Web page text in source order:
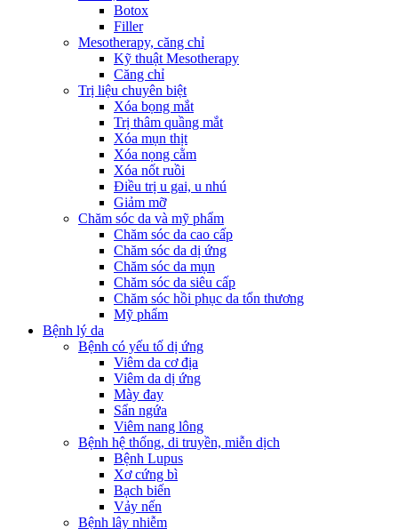
Botox
Filler
Mesotherapy, căng chỉ
Kỹ thuật Mesotherapy
Căng chỉ
Trị liệu chuyên biệt
Xóa bọng mắt
Trị thâm quầng mắt
Xóa mụn thịt
Xóa nọng cằm
Xóa nốt ruồi
Điều trị u gai, u nhú
Giảm mỡ
Chăm sóc da và mỹ phẩm
Chăm sóc da cao cấp
Chăm sóc da dị ứng
Chăm sóc da mụn
Chăm sóc da siêu cấp
Chăm sóc hồi phục da tổn thương
Mỹ phẩm
Bệnh lý da
Bệnh có yếu tố dị ứng
Viêm da cơ địa
Viêm da dị ứng
Mày đay
Sẩn ngứa
Viêm nang lông
Bệnh hệ thống, di truyền, miễn dịch
Bệnh Lupus
Xơ cứng bì
Bạch biến
Vảy nến
Bệnh lây nhiễm